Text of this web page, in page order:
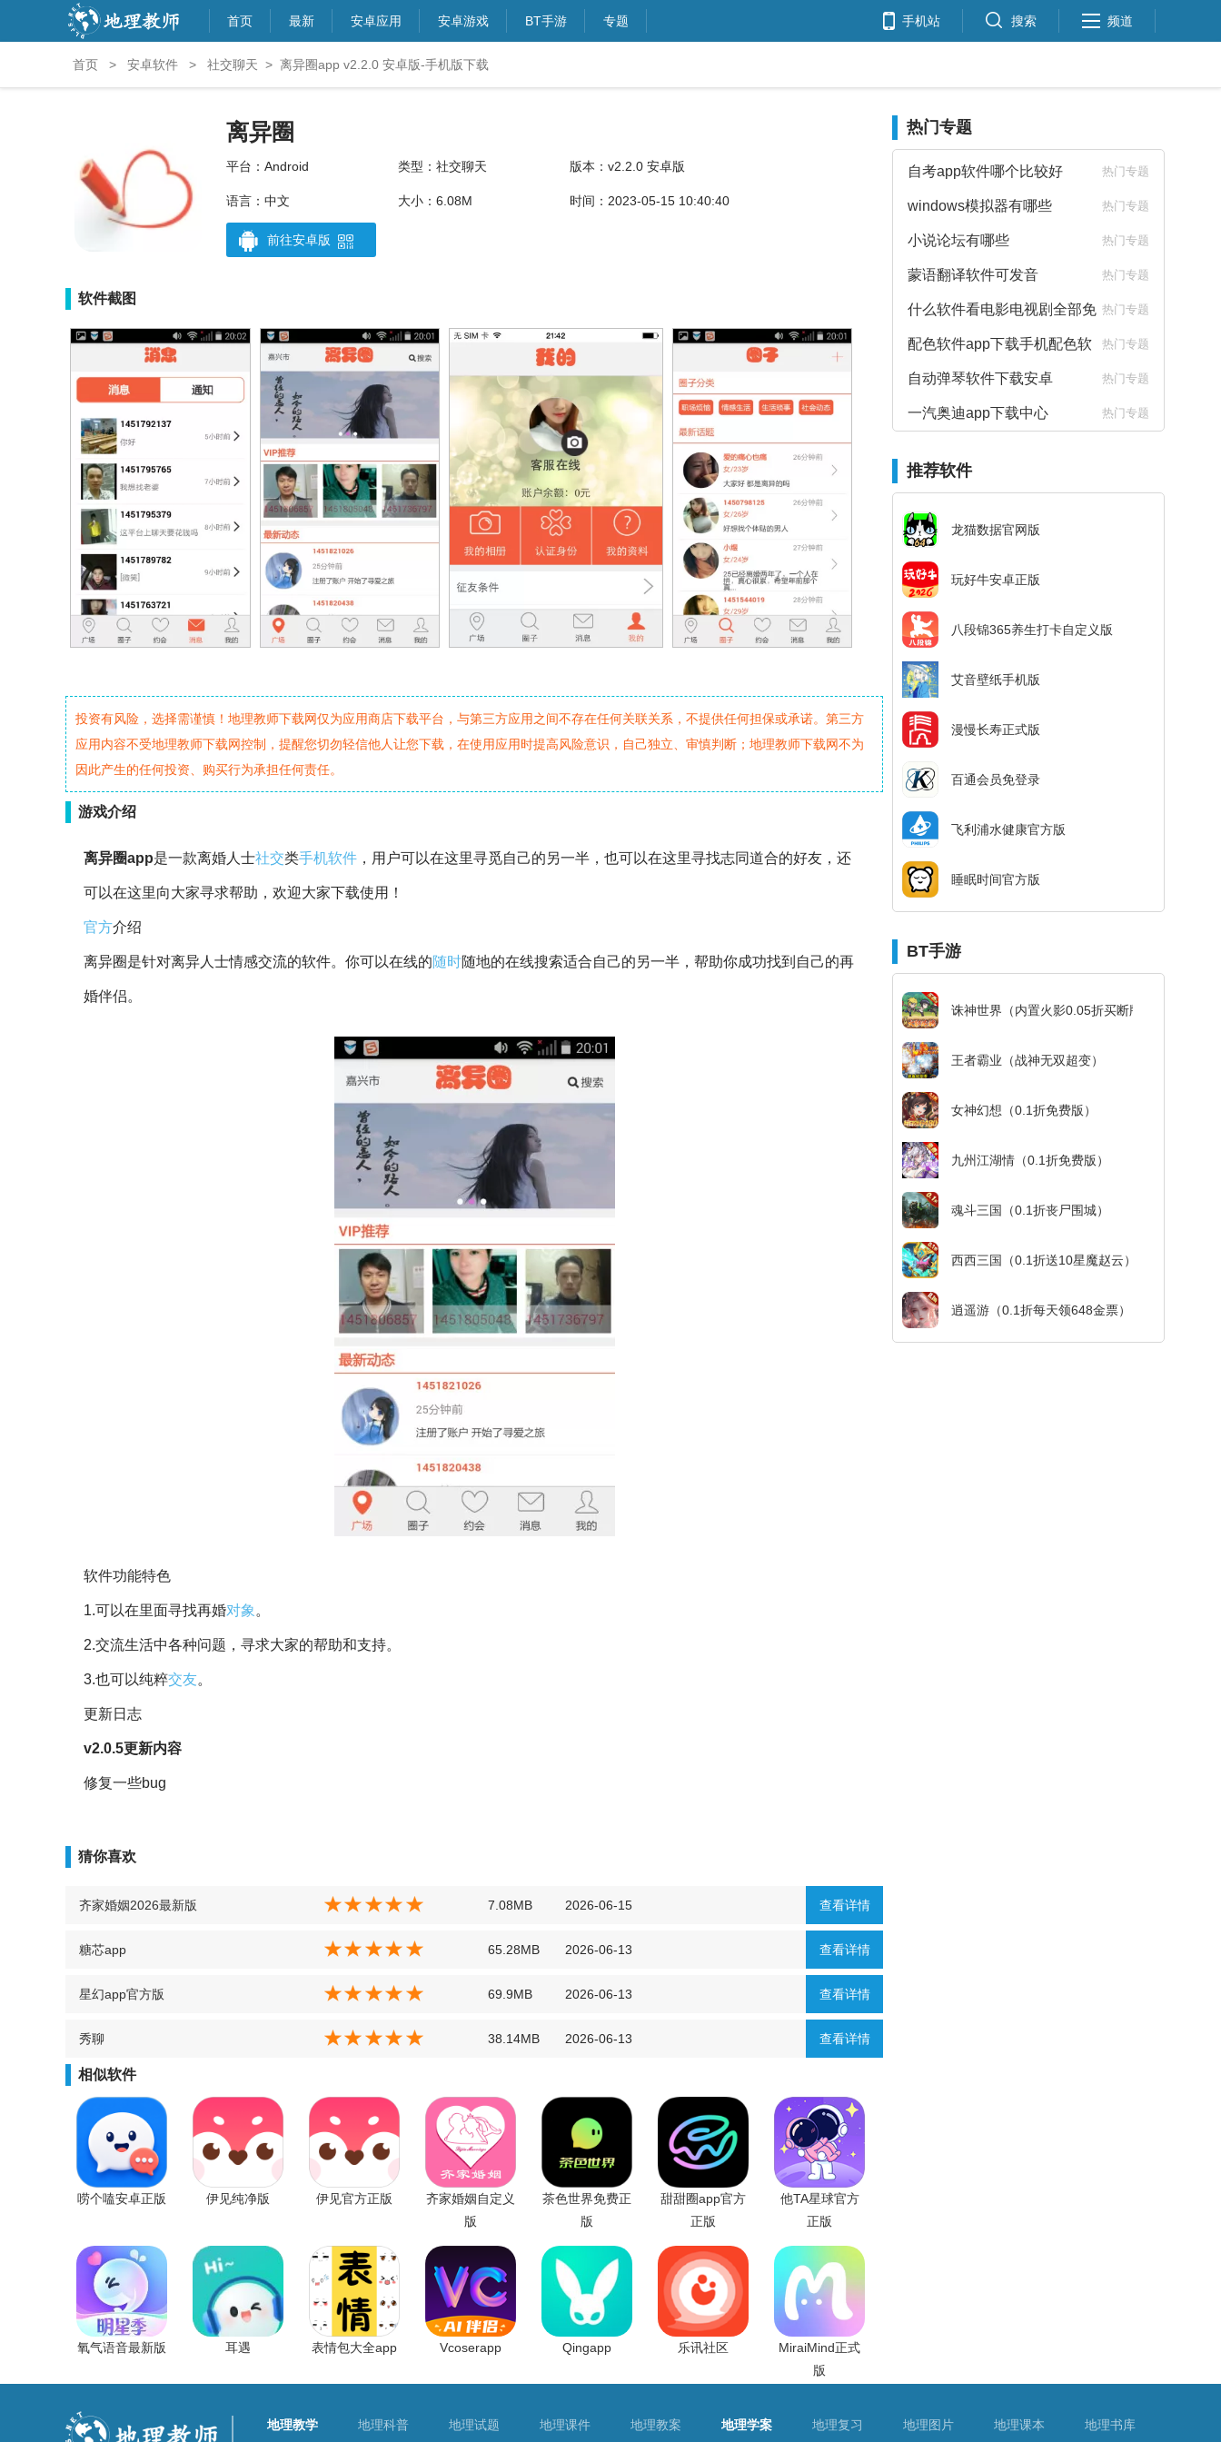
首页 最新 安卓应用 安卓游戏 BT手游 专题 手机站 搜索 频道
首页 > 安卓软件 > 社交聊天 > 离异圈app v2.2.0 安卓版-手机版下载
离异圈
平台：Android 类型：社交聊天 版本：v2.2.0 安卓版
语言：中文 大小：6.08M 时间：2023-05-15 10:40:40
前往安卓版
软件截图
投资有风险，选择需谨慎！地理教师下载网仅为应用商店下载平台，与第三方应用之间不存在任何关联关系，不提供任何担保或承诺。第三方
应用内容不受地理教师下载网控制，提醒您切勿轻信他人让您下载，在使用应用时提高风险意识，自己独立、审慎判断；地理教师下载网不为
因此产生的任何投资、购买行为承担任何责任。
游戏介绍
离异圈app是一款离婚人士社交类手机软件 ，用户可以在这里寻觅自己的另一半，也可以在这里寻找志同道合的好友，还
可以在这里向大家寻求帮助，欢迎大家下载使用！
官方介绍
离异圈是针对离异人士情感交流的软件。你可以在线的随时随地的在线搜索适合自己的另一半，帮助你成功找到自己的再
婚伴侣。
软件功能特色
1.可以在里面寻找再婚对象 。
2.交流生活中各种问题，寻求大家的帮助和支持。
3.也可以纯粹交友。
更新日志
v2.0.5更新内容
修复一些bug
猜你喜欢
查看详情
齐家婚姻2026最新版 7.08MB 2026-06-15
查看详情
糖芯app 65.28MB 2026-06-13
查看详情
星幻app官方版 69.9MB 2026-06-13
查看详情
秀聊 38.14MB 2026-06-13
相似软件
唠个嗑安卓正版 伊见纯净版 伊见官方正版
齐家婚姻自定义
版
茶色世界免费正
版
甜甜圈app官方
正版
他TA星球官方
正版
氧气语音最新版 耳遇 表情包大全app Vcoserapp Qingapp 乐讯社区
MiraiMind正式
版
热门专题
自考app软件哪个比较好 热门专题
windows模拟器有哪些 热门专题
小说论坛有哪些 热门专题
蒙语翻译软件可发音 热门专题
什么软件看电影电视剧全部免
费
热门专题
配色软件app下载手机配色软
件下载
热门专题
自动弹琴软件下载安卓 热门专题
一汽奥迪app下载中心 热门专题
推荐软件
龙猫数据官网版
玩好牛安卓正版
八段锦365养生打卡自定义版
艾音壁纸手机版
漫慢长寿正式版
百通会员免登录
飞利浦水健康官方版
睡眠时间官方版
BT手游
诛神世界（内置火影0.05折买断版）
王者霸业（战神无双超变）
女神幻想（0.1折免费版）
九州江湖情（0.1折免费版）
魂斗三国（0.1折丧尸围城）
西西三国（0.1折送10星魔赵云）
逍遥游（0.1折每天领648金票）
地理教学 地理科普 地理试题 地理课件 地理教案 地理学案 地理复习 地理图片 地理课本 地理书库